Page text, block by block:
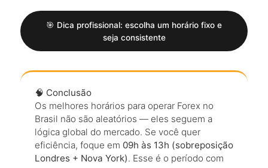
🎯 Dica profissional: escolha um horário fixo e
seja consistente
🧠 Conclusão
Os melhores horários para operar Forex no
Brasil não são aleatórios — eles seguem a
lógica global do mercado. Se você quer
eficiência, foque em 09h às 13h (sobreposição
Londres + Nova York). Esse é o período com